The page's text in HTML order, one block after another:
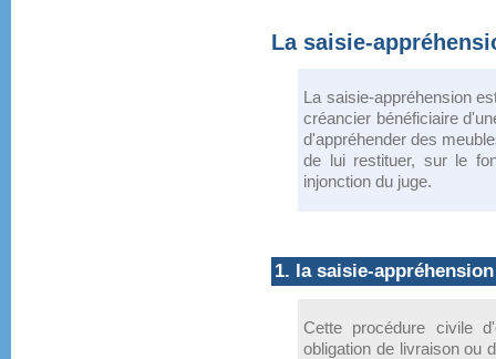
La saisie-
La saisie-appréhension
créancier bénéficiaire
d'appréhender des
de lui restituer, sur le
injonction du juge.
1. la saisie-
Cette procédure civile
obligation de livraison ou